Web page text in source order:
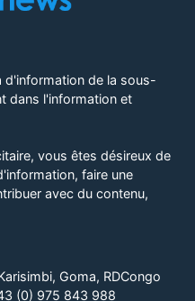
d'information de la sous-
dans l'information et
vous êtes désireux de
faire une
avec du contenu,
Goma, RDCongo
(0) 975 843 988